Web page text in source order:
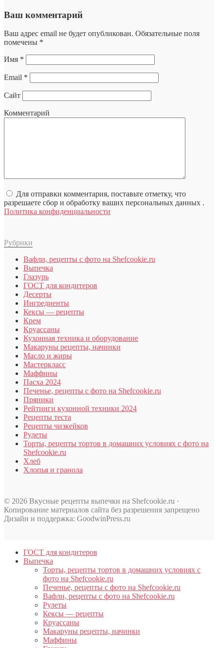
Ваш комментарий
Ваш адрес email не будет опубликован. Обязательные поля
помечены *
Имя *
Email *
Сайт
Комментарий
Для отправки комментария, поставьте отметку, что
разрешаете сбор и обработку ваших персональных данных .
Политика конфиденциальности
Рубрики
Вафли, рецепты с фото на Shefcookie.ru
Выпечка
Глазурь
ГОСТ для кондитеров
Десерты
Ингредиенты
Кексы — рецепты
Крем
Круассаны
Кухонная техника и оборудование
Макаруны рецепты, начинки
Масло и жиры
Мастеркласс
Маффины
Пасха 2024
Печенье, рецепты с фото на Shefcookie.ru
Пряники
Рейтинги кухонной техники 2024
Рецепты теста
Рецепты чизкейков
Рулеты
Торты, рецепты тортов в домашних условиях с фото на
Shefcookie.ru
Хлеб
Хлопья и гранола
© 2026 Вкусные рецепты выпечки на Shefcookie.ru ·
Копирование материалов сайта без разрешения запрещено
Дизайн и поддержка: GoodwinPress.ru
ГОСТ для кондитеров
Выпечка
Торты, рецепты тортов в домашних условиях с
фото на Shefcookie.ru
Печенье, рецепты с фото на Shefcookie.ru
Вафли, рецепты с фото на Shefcookie.ru
Рулеты
Кексы — рецепты
Круассаны
Макаруны рецепты, начинки
Маффины